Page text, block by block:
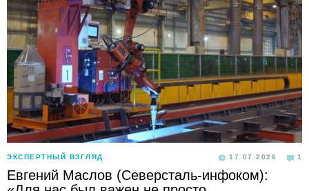
ЭКСПЕРТНЫЙ ВЗГЛЯД 17.07.2026 1
Евгений Маслов (Северсталь-инфоком):